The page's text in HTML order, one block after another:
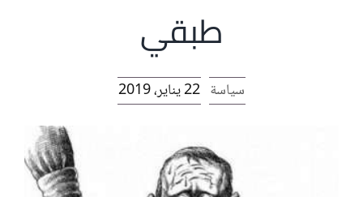
افتتاحية موقع المناضل-ة
روابط
طبقي
سياسة 22 يناير، 2019